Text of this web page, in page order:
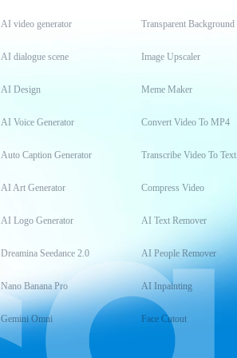
AI video generator
AI dialogue scene
AI Design
AI Voice Generator
Auto Caption Generator
AI Art Generator
AI Logo Generator
Dreamina Seedance 2.0
Nano Banana Pro
Gemini Omni
Transparent Background
Image Upscaler
Meme Maker
Convert Video To MP4
Transcribe Video To Text
Compress Video
AI Text Remover
AI People Remover
AI Inpainting
Face Cutout